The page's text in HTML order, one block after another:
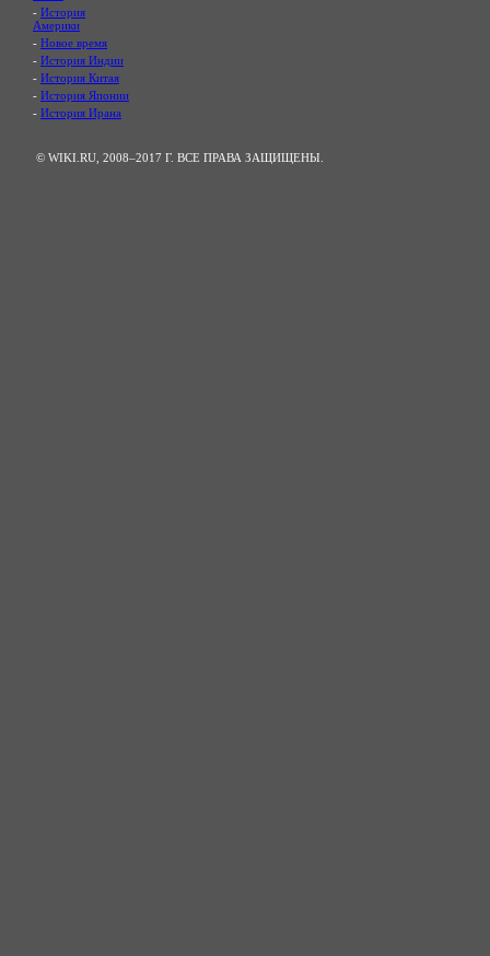
- История
Америки
- Новое время
- История Индии
- История Китая
- История Японии
- История Ирана
© WIKI.RU, 2008–2017 Г. ВСЕ ПРАВА ЗАЩИЩЕНЫ.